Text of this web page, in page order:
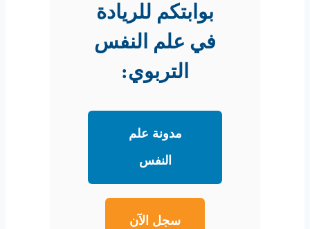
بوابتكم للريادة
في علم النفس
التربوي:
مدونة علم
النفس
سجل الآن